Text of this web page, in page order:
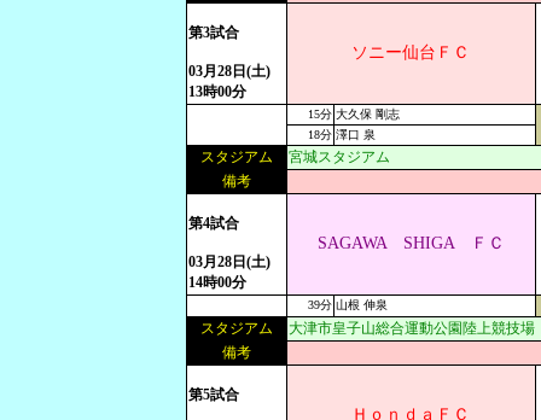
第3試合
03月28日(土)
13時00分
ソニー仙台ＦＣ
15分 大久保 剛志
18分 澤口 泉
スタジアム
宮城スタジアム
備考
第4試合
03月28日(土)
14時00分
SAGAWA SHIGA ＦＣ
39分 山根 伸泉
スタジアム
大津市皇子山総合運動公園陸上競技場
備考
第5試合
ＨｏｎｄａＦＣ